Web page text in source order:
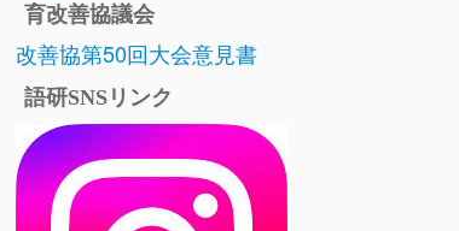
育改善協議会
改善協第50回大会意見書
語研SNSリンク